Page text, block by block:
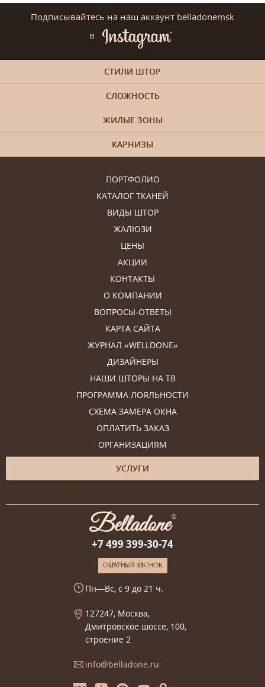
Подписывайтесь на наш аккаунт belladonemsk
в
ПОРТФОЛИО
КАТАЛОГ ТКАНЕЙ
ВИДЫ ШТОР
ЖАЛЮЗИ
ЦЕНЫ
АКЦИИ
КОНТАКТЫ
О КОМПАНИИ
ВОПРОСЫ-ОТВЕТЫ
КАРТА САЙТА
ЖУРНАЛ «WELLDONE»
ДИЗАЙНЕРЫ
НАШИ ШТОРЫ НА ТВ
ПРОГРАММА ЛОЯЛЬНОСТИ
СХЕМА ЗАМЕРА ОКНА
ОПЛАТИТЬ ЗАКАЗ
ОРГАНИЗАЦИЯМ
УСЛУГИ
Онлайн-консультация дизайнера
СТИЛИ ШТОР
СЛОЖНОСТЬ
ЖИЛЫЕ ЗОНЫ
КАРНИЗЫ
+7 499 399-30-74
ОБРАТНЫЙ ЗВОНОК
Пн—Вс, с 9 до 21 ч.
127247, Москва,
Дмитровское шоссе, 100,
строение 2
info@belladone.ru